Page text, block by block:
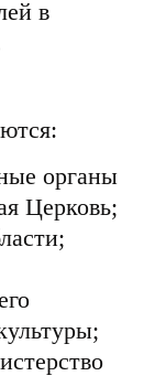
в
органы
Церковь;